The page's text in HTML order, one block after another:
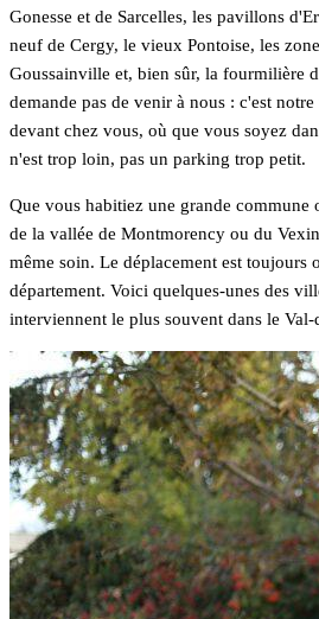
Gonesse et de Sarcelles, les pavillons
neuf de Cergy, le vieux Pontoise, les
Goussainville et, bien sûr, la fourmilière
demande pas de venir à nous : c'est
devant chez vous, où que vous soyez
n'est trop loin, pas un parking trop petit.
Que vous habitiez une grande
de la vallée de Montmorency ou du
même soin. Le déplacement est toujours
département. Voici quelques-unes des
interviennent le plus souvent dans le Val-